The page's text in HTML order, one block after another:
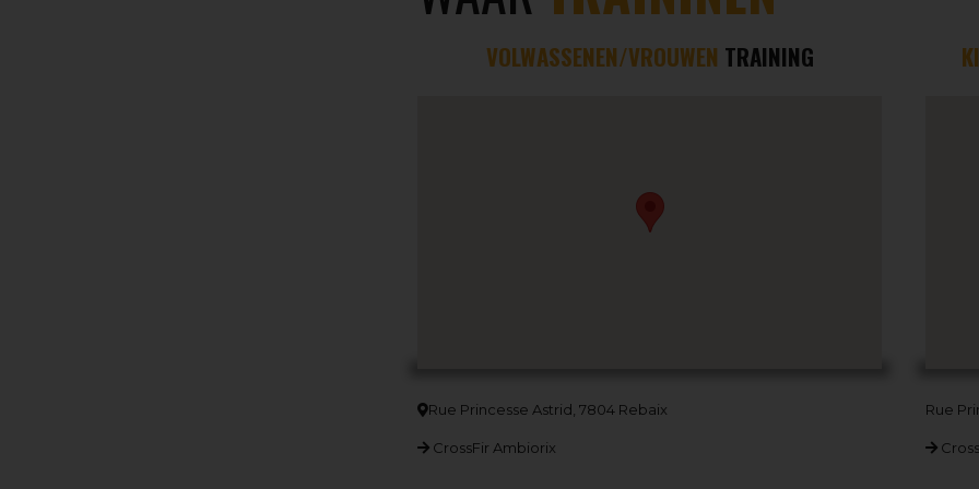
VOLWASSENEN/VROUWEN TRAINING
Rue Princesse Astrid, 7804 Rebaix
CrossFir Ambiorix
Rue